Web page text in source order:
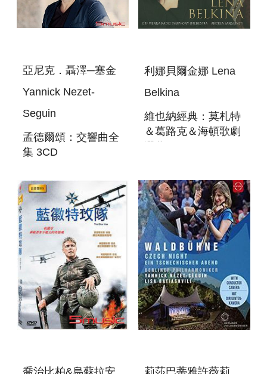
亞尼克．聶澤─塞金
Yannick Nezet-
Seguin
孟德爾頌：交響曲全
集 3CD
SYMPHONIES 1-5
利娜貝爾金娜 Lena
Belkina
維也納經典：莫札特
＆葛路克＆海頓歌劇